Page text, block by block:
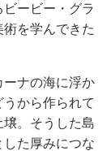
ービー・グラ
を学んできた
ーナの海に浮か
から作られて
。そうした島
た厚みにつな